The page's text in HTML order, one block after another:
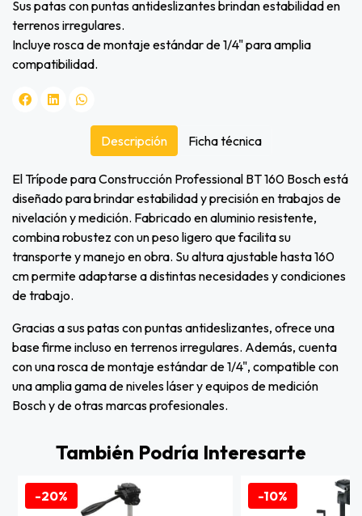
Sus patas con puntas antideslizantes brindan estabilidad en
terrenos irregulares.
Incluye rosca de montaje estándar de 1/4" para amplia
compatibilidad.
El Trípode para Construcción Professional BT 160 Bosch está
diseñado para brindar estabilidad y precisión en trabajos de
nivelación y medición. Fabricado en aluminio resistente,
combina robustez con un peso ligero que facilita su
transporte y manejo en obra. Su altura ajustable hasta 160
cm permite adaptarse a distintas necesidades y condiciones
de trabajo.
Gracias a sus patas con puntas antideslizantes, ofrece una
base firme incluso en terrenos irregulares. Además, cuenta
con una rosca de montaje estándar de 1/4", compatible con
una amplia gama de niveles láser y equipos de medición
Bosch y de otras marcas profesionales.
Descripción Ficha técnica
También Podría Interesarte
-20% -10%